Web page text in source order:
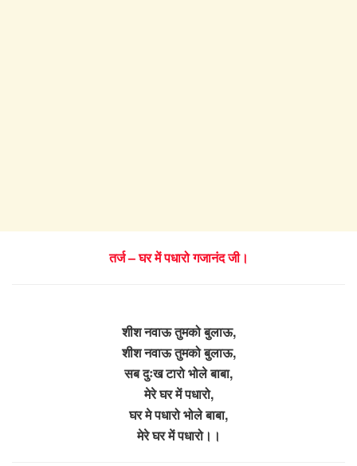
तर्ज – घर में पधारो गजानंद जी।
शीश नवाऊ तुमको बुलाऊ,
शीश नवाऊ तुमको बुलाऊ,
सब दुःख टारो भोले बाबा,
मेरे घर में पधारो,
घर मे पधारो भोले बाबा,
मेरे घर में पधारो।।